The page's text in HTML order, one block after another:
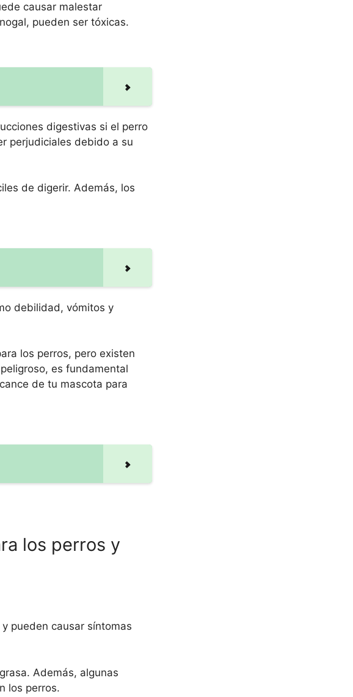
causar malestar
pueden ser tóxicas.
digestivas si el perro
perjudiciales debido a su
de digerir. Además, los
debilidad, vómitos y
los perros, pero existen
es fundamental
de tu mascota para
los perros y
pueden causar síntomas
Además, algunas
los perros.